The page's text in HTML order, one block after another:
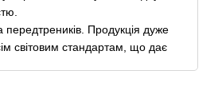
передтреників. Продукція дуже
світовим стандартам, що дає